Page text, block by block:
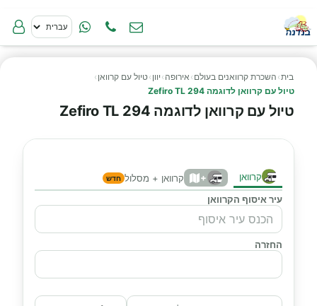
בית› השכרת קרוואנים בעולם › אירופה › יוון ›טיול עם קרוואן ›
טיול עם קרוואן לדוגמה Zefiro TL 294
טיול עם קרוואן לדוגמה Zefiro TL 294
קרוואן + קרוואן + מסלול חדש
עיר איסוף הקרוואן
החזרה